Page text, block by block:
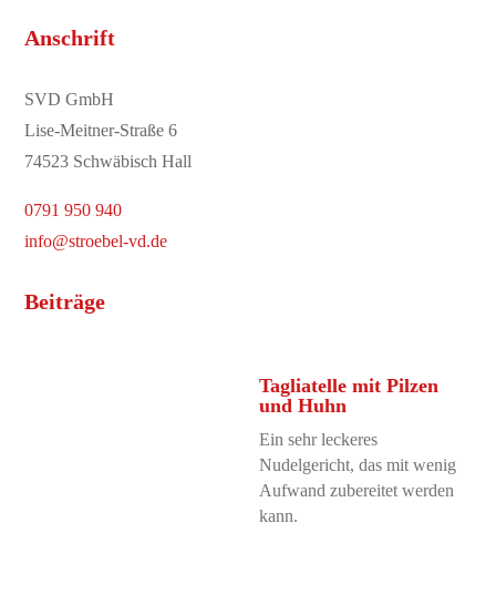
Anschrift
SVD GmbH
Lise-Meitner-Straße 6
74523 Schwäbisch Hall
0791 950 940
info@stroebel-vd.de
Beiträge
Tagliatelle mit Pilzen
und Huhn
Ein sehr leckeres
Nudelgericht, das mit wenig
Aufwand zubereitet werden
kann.